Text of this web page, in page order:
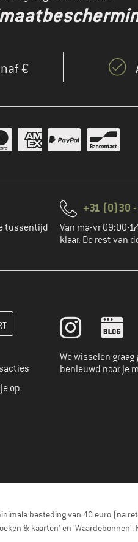
€
tussentijd
+31 (0)30
Van ma-vr 09:00-
klaar. De rest van
volgende stap je
op
We wisselen
benieuwd naar je
besteding van 40 euro (na
& kaarten' en